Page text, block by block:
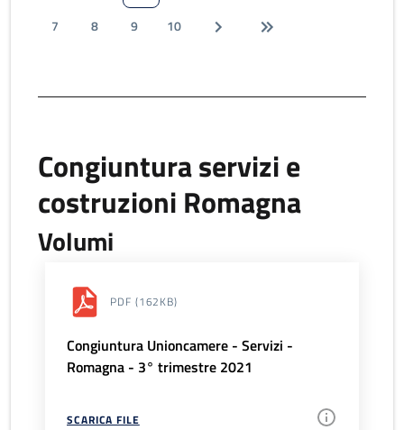
7
8 9 10
Congiuntura servizi e
costruzioni Romagna
Volumi
PDF (162KB)
Congiuntura Unioncamere - Servizi -
Romagna - 3° trimestre 2021
SCARICA FILE